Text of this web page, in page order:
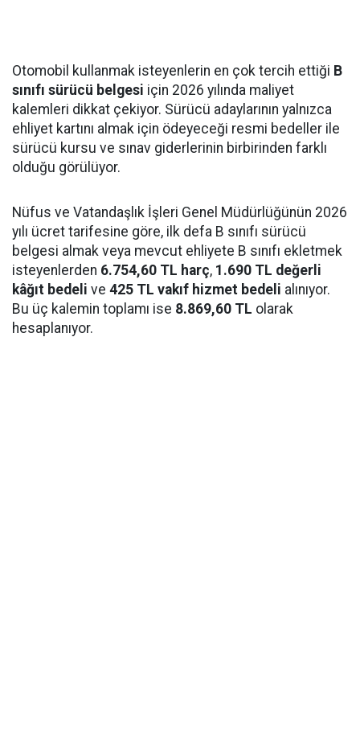
Otomobil kullanmak isteyenlerin en çok tercih ettiği B
sınıfı sürücü belgesi için 2026 yılında maliyet
kalemleri dikkat çekiyor. Sürücü adaylarının yalnızca
ehliyet kartını almak için ödeyeceği resmi bedeller ile
sürücü kursu ve sınav giderlerinin birbirinden farklı
olduğu görülüyor.
Nüfus ve Vatandaşlık İşleri Genel Müdürlüğünün 2026
yılı ücret tarifesine göre, ilk defa B sınıfı sürücü
belgesi almak veya mevcut ehliyete B sınıfı ekletmek
isteyenlerden 6.754,60 TL harç, 1.690 TL değerli
kâğıt bedeli ve 425 TL vakıf hizmet bedeli alınıyor.
Bu üç kalemin toplamı ise 8.869,60 TL olarak
hesaplanıyor.